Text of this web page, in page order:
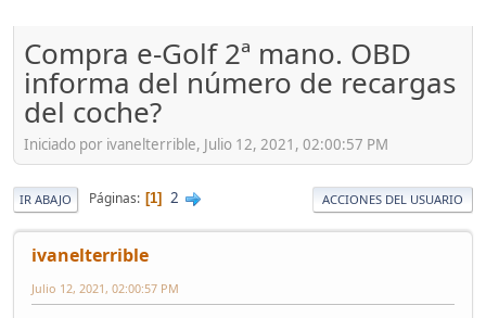
Compra e-Golf 2ª mano. OBD
informa del número de recargas
del coche?
Iniciado por ivanelterrible, Julio 12, 2021, 02:00:57 PM
IR ABAJO Páginas 1 2 ACCIONES DEL USUARIO
ivanelterrible
Julio 12, 2021, 02:00:57 PM